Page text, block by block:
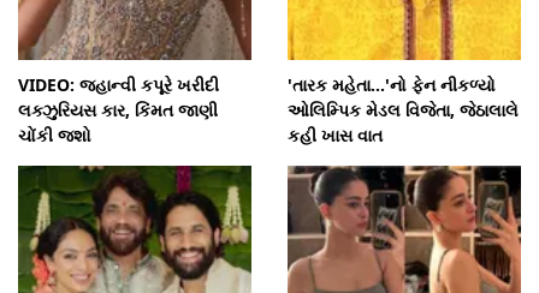
VIDEO: જ્હાન્વી કપૂરે ખરીદી
લક્ઝુરિયસ કાર, કિંમત જાણી
ચોંકી જશો
'તારક મહેતા...'નો ફેન નીકળ્યો
ઓલિમ્પિક મેડલ વિજેતા, જેઠાલાલે
કહી ખાસ વાત